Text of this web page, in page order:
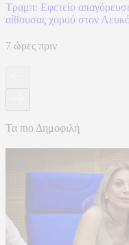
Τραμπ: Εφετείο
αίθουσας χορού στον
7 ώρες πριν
Τα πιο Δημοφιλή